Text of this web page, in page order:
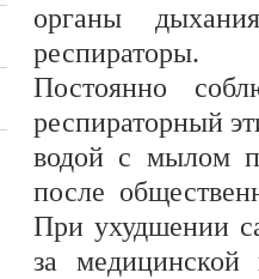
органы
респираторы.
Постоянно
респираторный
водой с мылом
после
При ухудшении
за